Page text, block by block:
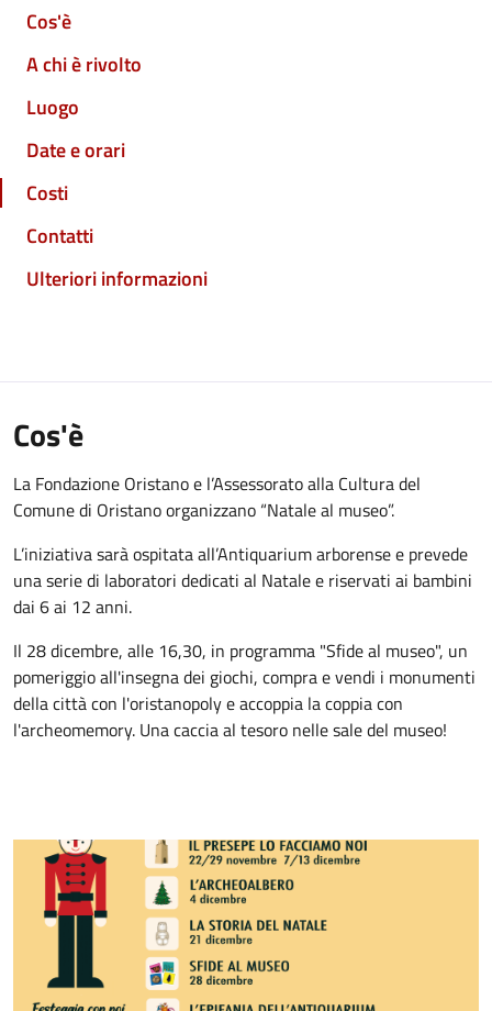
Cos'è
A chi è rivolto
Luogo
Date e orari
Costi
Contatti
Ulteriori informazioni
Cos'è
La Fondazione Oristano e l’Assessorato alla Cultura del
Comune di Oristano organizzano “Natale al museo”.
L’iniziativa sarà ospitata all’Antiquarium arborense e prevede
una serie di laboratori dedicati al Natale e riservati ai bambini
dai 6 ai 12 anni.
Il 28 dicembre, alle 16,30, in programma "Sfide al museo", un
pomeriggio all'insegna dei giochi, compra e vendi i monumenti
della città con l'oristanopoly e accoppia la coppia con
l'archeomemory. Una caccia al tesoro nelle sale del museo!